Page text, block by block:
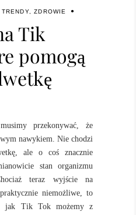
TRENDY,ZDROWIE
Tik
pomogą
przekonywać, że
nawykiem. Nie chodzi
ale o coś znacznie
stan organizmu
teraz wyjście na
niemożliwe, to
jak Tik Tok możemy z